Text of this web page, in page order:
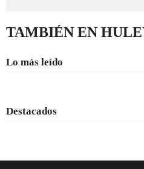
TAMBIÉN EN
Lo más leído
Destacados